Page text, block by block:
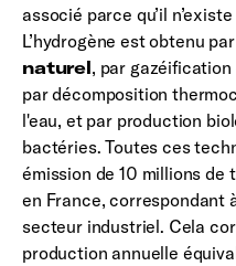
associé parce qu’il
L’hydrogène est obtenu
naturel, par
par décomposition
l'eau, et par production
bactéries. Toutes ces
émission de 10 millions de
en France, correspondant
secteur industriel. Cela
production annuelle